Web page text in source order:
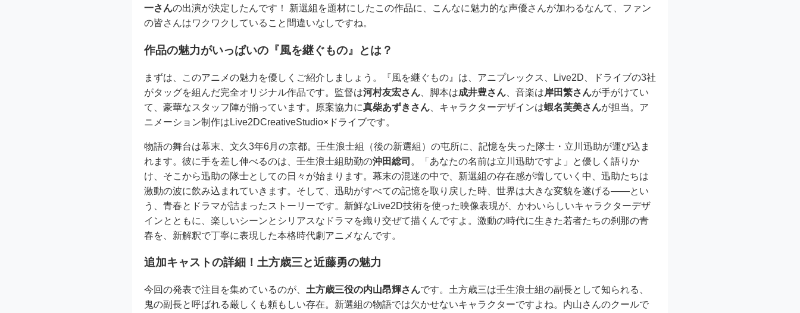
一さんの出演が決定したんです！ 新選組を題材にしたこの作品に、こんなに魅力的な声優さんが加わるなんて、ファン
の皆さんはワクワクしていること間違いなしですね。
作品の魅力がいっぱいの『風を継ぐもの』とは？
まずは、このアニメの魅力を優しくご紹介しましょう。『風を継ぐもの』は、アニプレックス、Live2D、ドライブの3社
がタッグを組んだ完全オリジナル作品です。監督は河村友宏さん 、脚本は成井豊さん 、音楽は岸田繁さんが手がけてい
て、豪華なスタッフ陣が揃っています。原案協力に真柴あずきさん 、キャラクターデザインは蝦名芙美さんが担当。ア
ニメーション制作はLive2DCreativeStudio×ドライブです。
物語の舞台は幕末、文久3年6月の京都。壬生浪士組（後の新選組）の屯所に、記憶を失った隊士・立川迅助が運び込ま
れます。彼に手を差し伸べるのは、壬生浪士組助勤の沖田総司 。「あなたの名前は立川迅助ですよ」と優しく語りか
け、そこから迅助の隊士としての日々が始まります。幕末の混迷の中で、新選組の存在感が増していく中、迅助たちは
激動の波に飲み込まれていきます。そして、迅助がすべての記憶を取り戻した時、世界は大きな変貌を遂げる――とい
う、青春とドラマが詰まったストーリーです。新鮮なLive2D技術を使った映像表現が、かわいらしいキャラクターデザ
インとともに、楽しいシーンとシリアスなドラマを織り交ぜて描くんですよ。激動の時代に生きた若者たちの刹那の青
春を、新解釈で丁寧に表現した本格時代劇アニメなんです。
追加キャストの詳細！土方歳三と近藤勇の魅力
今回の発表で注目を集めているのが、 土方歳三役の内山昂輝さんです。土方歳三は壬生浪士組の副長として知られる、
鬼の副長と呼ばれる厳しくも頼もしい存在。新選組の物語では欠かせないキャラクターですよね。内山さんのクールで